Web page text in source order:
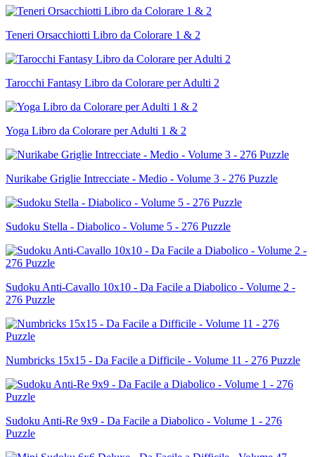
Teneri Orsacchiotti Libro da Colorare 1 & 2
Tarocchi Fantasy Libro da Colorare per Adulti 2
Yoga Libro da Colorare per Adulti 1 & 2
Nurikabe Griglie Intrecciate - Medio - Volume 3 - 276 Puzzle
Sudoku Stella - Diabolico - Volume 5 - 276 Puzzle
Sudoku Anti-Cavallo 10x10 - Da Facile a Diabolico - Volume 2 -
276 Puzzle
Numbricks 15x15 - Da Facile a Difficile - Volume 11 - 276 Puzzle
Sudoku Anti-Re 9x9 - Da Facile a Diabolico - Volume 1 - 276
Puzzle